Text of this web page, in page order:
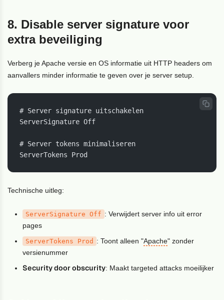
8. Disable server signature voor
extra beveiliging
Verberg je Apache versie en OS informatie uit HTTP headers om
aanvallers minder informatie te geven over je server setup.
# Server signature uitschakelen
ServerSignature Off
# Server tokens minimaliseren
ServerTokens Prod
Technische uitleg:
ServerSignature Off : Verwijdert server info uit error
pages
ServerTokens Prod : Toont alleen "Apache" zonder
versienummer
Security door obscurity: Maakt targeted attacks moeilijker